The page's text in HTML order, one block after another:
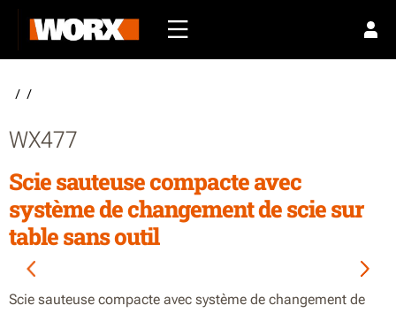
/ /
WX477
Scie sauteuse compacte avec
système de changement de scie sur
table sans outil
Scie sauteuse compacte avec système de changement de